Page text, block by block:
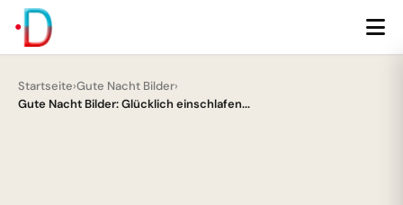
Startseite›Gute Nacht Bilder›
Gute Nacht Bilder: Glücklich einschlafen...